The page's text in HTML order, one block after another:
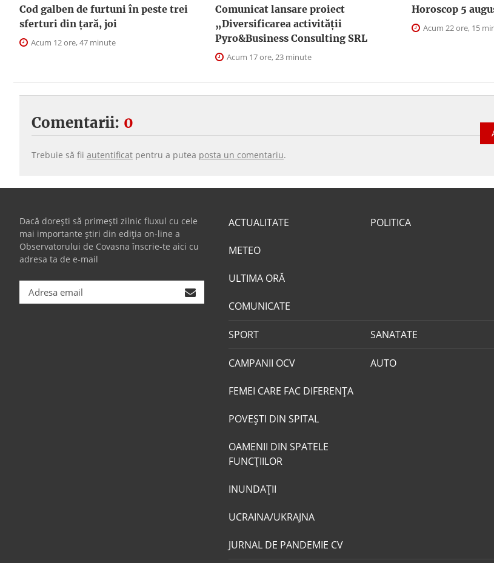
Cod galben de furtuni în peste trei
sferturi din țară, joi
Acum 12 ore, 47 minute
Comunicat lansare proiect
„Diversificarea activității
Pyro&Business Consulting SRL
Acum 17 ore, 23 minute
Horoscop 5
Acum 22 ore, 15
Comentarii: 0
Trebuie să fii autentificat pentru a putea posta un comentariu.
Dacă dorești să primești zilnic fluxul cu cele
mai importante știri din ediția on-line a
Observatorului de Covasna înscrie-te aici cu
adresa ta de e-mail
ACTUALITATE
METEO
ULTIMA ORĂ
COMUNICATE
POLITICA
SPORT SANATATE
CAMPANII OCV
FEMEI CARE FAC DIFERENȚA
POVEŞTI DIN SPITAL
OAMENII DIN SPATELE
FUNCŢIILOR
INUNDAŢII
UCRAINA/UKRAJNA
JURNAL DE PANDEMIE CV
AUTO